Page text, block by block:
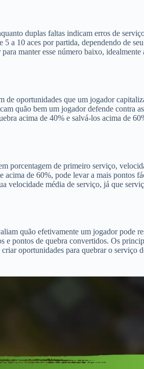
duplas faltas indicam erros de
a 10 aces por partida, dependendo de
manter esse número baixo,
de oportunidades que um jogador
quão bem um jogador defende contra
acima de 40% e salvá-los acima de
porcentagem de primeiro serviço,
de 60%, pode levar a mais pontos
velocidade média de serviço, já que
quão efetivamente um jogador pode
e pontos de quebra convertidos. Os
oportunidades para quebrar o serviço